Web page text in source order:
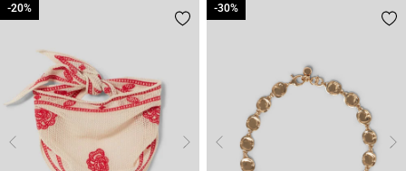
-20%
-20% -30%
-30%